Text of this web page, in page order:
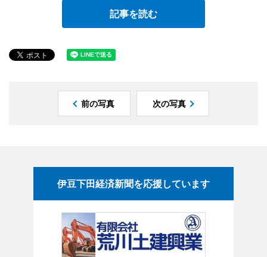
記事を読む
前の写真 次の写真
伊豆下田経済新聞を応援しています